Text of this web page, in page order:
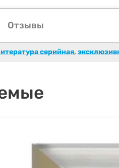
Отзывы
серийная,